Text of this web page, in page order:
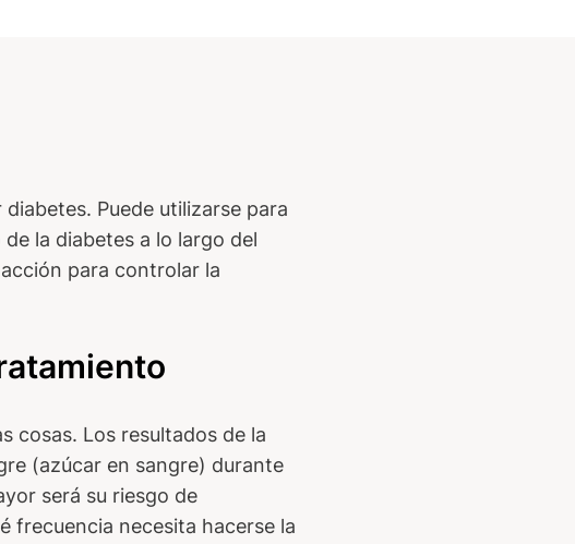
Puede utilizarse para
la diabetes a lo largo del
para controlar la
cosas. Los resultados de la
(azúcar en sangre) durante
será su riesgo de
frecuencia necesita hacerse la